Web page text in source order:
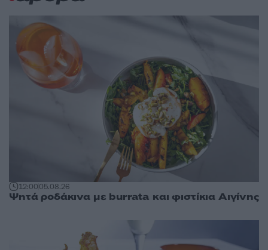
12:0005.08.26
Ψητά ροδάκινα με burrata και φιστίκια Αιγίνης